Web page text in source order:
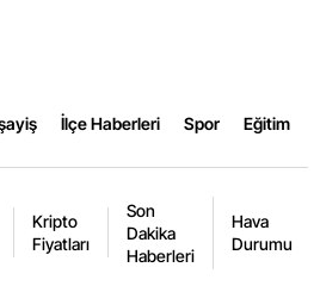
Niğde
Rize
İlçe Haberleri Spor Eğitim
Kripto
Fiyatları
Son
Dakika
Haberleri
Hava
Durumu